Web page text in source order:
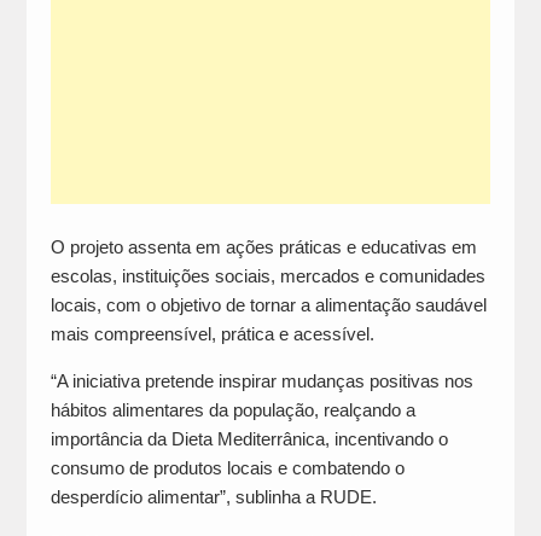
O projeto assenta em ações práticas e educativas em
escolas, instituições sociais, mercados e comunidades
locais, com o objetivo de tornar a alimentação saudável
mais compreensível, prática e acessível.
“A iniciativa pretende inspirar mudanças positivas nos
hábitos alimentares da população, realçando a
importância da Dieta Mediterrânica, incentivando o
consumo de produtos locais e combatendo o
desperdício alimentar”, sublinha a RUDE.